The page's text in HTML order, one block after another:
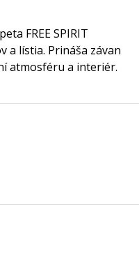
FREE SPIRIT
a lístia. Prináša závan
atmosféru a interiér.